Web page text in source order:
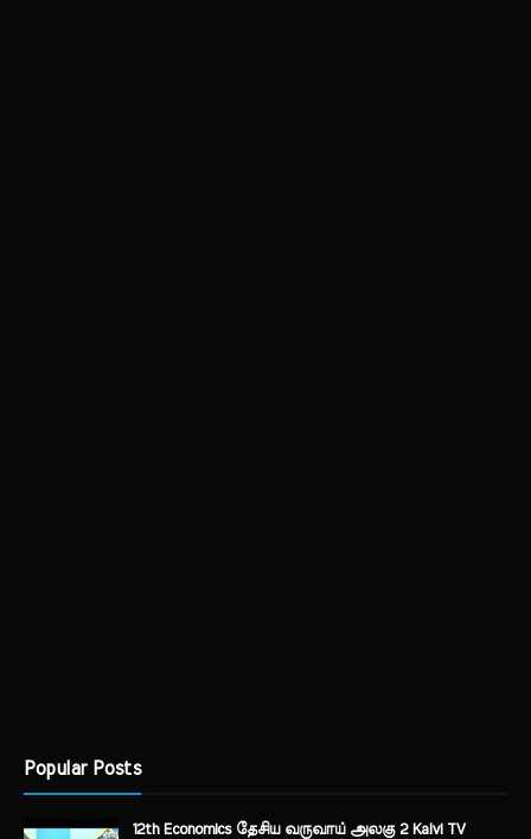
Popular Posts
12th Economics தேசிய வருவாய் அலகு 2 Kalvi TV